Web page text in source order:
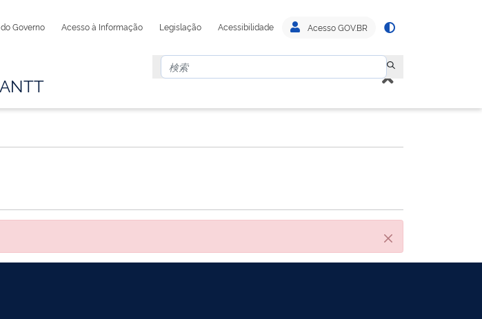
Governo Acesso à Informação Legislação Acessibilidade Acesso GOV.BR
閉じる